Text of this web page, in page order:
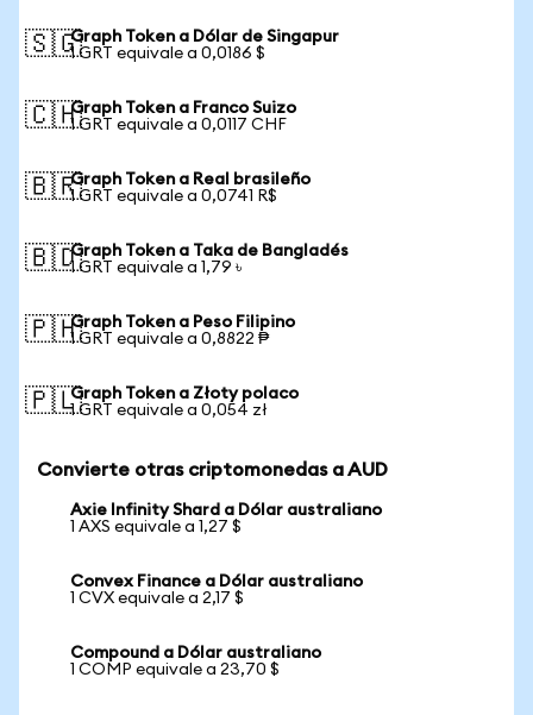
🇸🇬Graph Token a Dólar de Singapur
1 GRT equivale a 0,0186 $
🇨🇭Graph Token a Franco Suizo
1 GRT equivale a 0,0117 CHF
🇧🇷Graph Token a Real brasileño
1 GRT equivale a 0,0741 R$
🇧🇩Graph Token a Taka de Bangladés
1 GRT equivale a 1,79 ৳
🇵🇭Graph Token a Peso Filipino
1 GRT equivale a 0,8822 ₱
🇵🇱Graph Token a Złoty polaco
1 GRT equivale a 0,054 zł
Convierte otras criptomonedas a AUD
Axie Infinity Shard a Dólar australiano
1 AXS equivale a 1,27 $
Convex Finance a Dólar australiano
1 CVX equivale a 2,17 $
Compound a Dólar australiano
1 COMP equivale a 23,70 $